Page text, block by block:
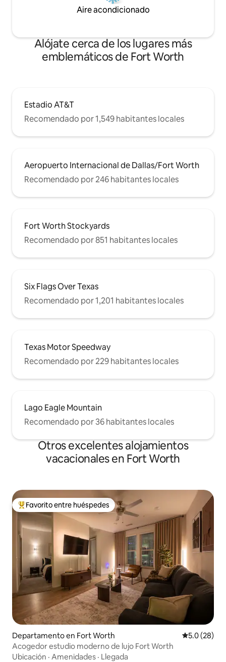
Aire acondicionado
Alójate cerca de los lugares más
emblemáticos de Fort Worth
Estadio AT&T
Recomendado por 1,549 habitantes locales
Aeropuerto Internacional de Dallas/Fort Worth
Recomendado por 246 habitantes locales
Fort Worth Stockyards
Recomendado por 851 habitantes locales
Six Flags Over Texas
Recomendado por 1,201 habitantes locales
Texas Motor Speedway
Recomendado por 229 habitantes locales
Lago Eagle Mountain
Recomendado por 36 habitantes locales
Otros excelentes alojamientos
vacacionales en Fort Worth
De los mejores en Favorito entre huéspedes
Favorito entre huéspedes
Departamento en Fort Worth Calificación
5.0 (28)
Acogedor estudio moderno de lujo Fort Worth
Ubicación · Amenidades · Llegada